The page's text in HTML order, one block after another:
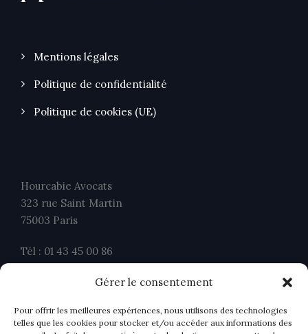
Gérer le consentement
Pour offrir les meilleures expériences, nous utilisons des technologies
telles que les cookies pour stocker et/ou accéder aux informations des
Mentions légales
Politique de confidentialité
Politique de cookies (UE)
Hourcabie Avocats
323 rue Saint Martin
75003 Paris
Tél : 01 43 45 00 86
contact@ahavocats.fr